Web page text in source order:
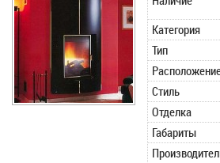
Категория
Тип
Стиль
Отделка
Габариты